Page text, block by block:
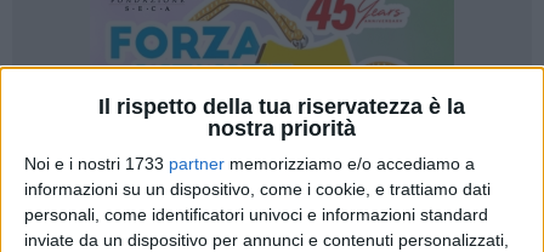
Il rispetto della tua riservatezza è la
nostra priorità
Noi e i nostri 1733 partner memorizziamo e/o accediamo a
informazioni su un dispositivo, come i cookie, e trattiamo dati
personali, come identificatori univoci e informazioni standard
inviate da un dispositivo per annunci e contenuti personalizzati,